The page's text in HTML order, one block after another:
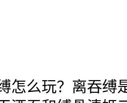
怎么玩？离吞缚